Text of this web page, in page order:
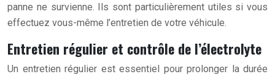
panne ne survienne. Ils sont particulièrement utiles si vous
effectuez vous-même l’entretien de votre véhicule.
Entretien régulier et contrôle de l’électrolyte
Un entretien régulier est essentiel pour prolonger la durée